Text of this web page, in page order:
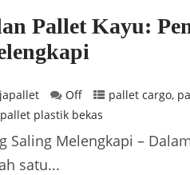
Pallet Kayu:
Off pallet cargo,
pallet plastik bekas
Saling Melengkapi –
satu...